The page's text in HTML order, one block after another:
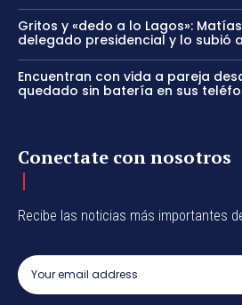
Gritos y «dedo a lo Lagos»:
delegado presidencial y lo subió
Encuentran con vida a pareja
quedado sin batería en sus
Conectate con nosotros
Recibe las noticias más importantes